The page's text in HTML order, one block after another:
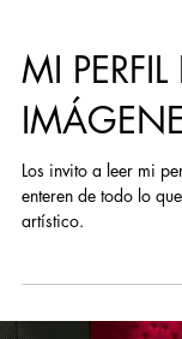
MI PERFIL
Los invito a leer mi